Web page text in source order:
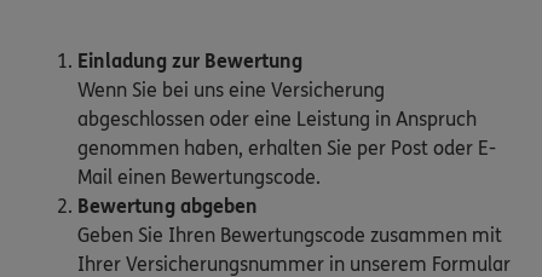
Einladung zur Bewertung
Wenn Sie bei uns eine Versicherung
abgeschlossen oder eine Leistung in Anspruch
genommen haben, erhalten Sie per Post oder E-
Mail einen Bewertungscode.
Bewertung abgeben
Geben Sie Ihren Bewertungscode zusammen mit
Ihrer Versicherungsnummer in unserem Formular